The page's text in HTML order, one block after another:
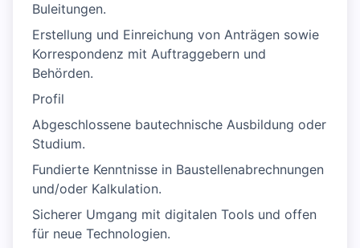
Buleitungen.
Erstellung und Einreichung von Anträgen sowie
Korrespondenz mit Auftraggebern und
Behörden.
Profil
Abgeschlossene bautechnische Ausbildung oder
Studium.
Fundierte Kenntnisse in Baustellenabrechnungen
und/oder Kalkulation.
Sicherer Umgang mit digitalen Tools und offen
für neue Technologien.